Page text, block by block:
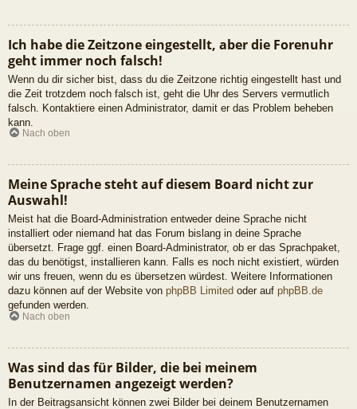
Ich habe die Zeitzone eingestellt, aber die Forenuhr
geht immer noch falsch!
Wenn du dir sicher bist, dass du die Zeitzone richtig eingestellt hast und
die Zeit trotzdem noch falsch ist, geht die Uhr des Servers vermutlich
falsch. Kontaktiere einen Administrator, damit er das Problem beheben
kann.
Nach oben
Meine Sprache steht auf diesem Board nicht zur
Auswahl!
Meist hat die Board-Administration entweder deine Sprache nicht
installiert oder niemand hat das Forum bislang in deine Sprache
übersetzt. Frage ggf. einen Board-Administrator, ob er das Sprachpaket,
das du benötigst, installieren kann. Falls es noch nicht existiert, würden
wir uns freuen, wenn du es übersetzen würdest. Weitere Informationen
dazu können auf der Website von phpBB Limited oder auf phpBB.de
gefunden werden.
Nach oben
Was sind das für Bilder, die bei meinem
Benutzernamen angezeigt werden?
In der Beitragsansicht können zwei Bilder bei deinem Benutzernamen